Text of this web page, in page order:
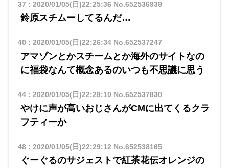
37 : 2020/01/05(日)22:25:36 No.652536939
鈴原スチムーしてるんだ…
40 : 2020/01/05(日)22:26:34No.652537247
アマゾンとかスチームとか海外のサイトなの
に福袋なんて概念あるのいつも不思議に思う
44: 2020/01/05(日)22:28:10 No.652537830
やけに声が高いおじさんがCMに出てくるクラ
フティーか
48: 2020/01/05(日)22:29:12 No.652538165
ぐーぐるのサジェストで紅茶花伝オレンジの